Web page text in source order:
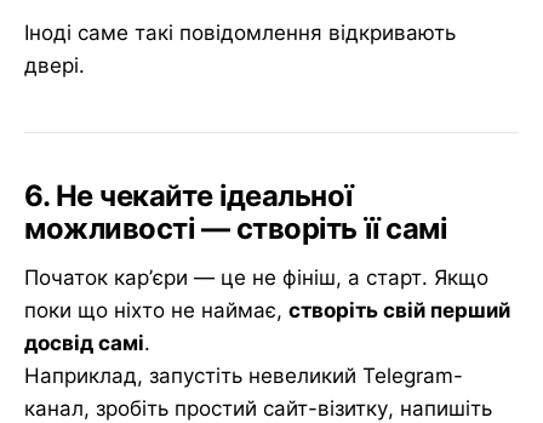
Іноді саме такі повідомлення відкривають
двері.
6. Не чекайте ідеальної
можливості — створіть її самі
Початок кар’єри — це не фініш, а старт. Якщо
поки що ніхто не наймає, створіть свій перший
досвід самі.
Наприклад, запустіть невеликий Telegram-
канал, зробіть простий сайт-візитку, напишіть